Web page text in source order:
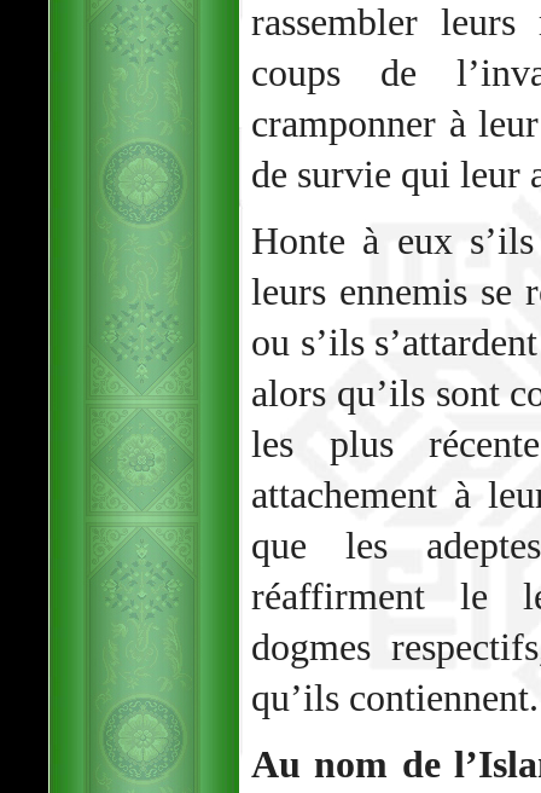
rassembler
coups de
cramponner à
de survie qui leur
Honte à eux
leurs ennemis se
ou s’ils
alors qu’ils sont
les plus
attachement à
que les
réaffirment le
dogmes
qu’ils contiennent.
Au nom de